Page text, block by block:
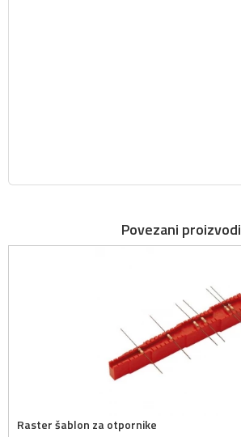
Povezani proizvodi
Raster šablon za otpornike